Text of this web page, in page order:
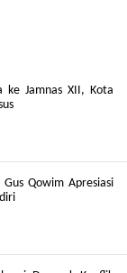
ke Jamnas XII, Kota
Qowim Apresiasi